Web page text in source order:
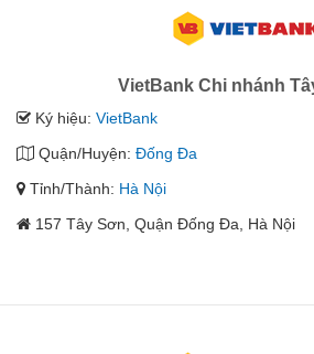
VietBank Chi nhánh
Ký hiệu: VietBank
Quận/Huyện: Đống Đa
Tỉnh/Thành: Hà Nội
157 Tây Sơn, Quận Ðống Ða, Hà Nội